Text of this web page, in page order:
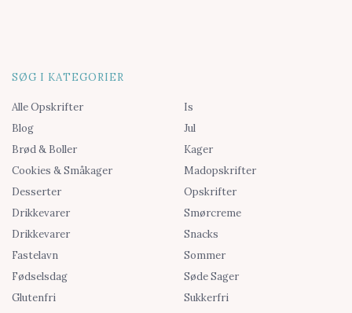
SØG I KATEGORIER
Alle Opskrifter
Blog
Brød & Boller
Cookies & Småkager
Desserter
Drikkevarer
Drikkevarer
Fastelavn
Fødselsdag
Glutenfri
Is
Jul
Kager
Madopskrifter
Opskrifter
Smørcreme
Snacks
Sommer
Søde Sager
Sukkerfri